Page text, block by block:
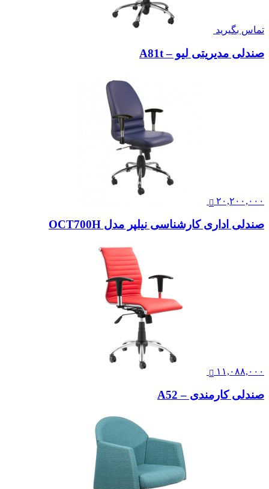
تماس بگیرید
صندلی مدیریتی لیو – A81t
۲۰,۲۰۰,۰۰۰
صندلی اداری کارشناسی نیلپر مدل OCT700H
۱۱,۰۸۸,۰۰۰
صندلی کارمندی – A52